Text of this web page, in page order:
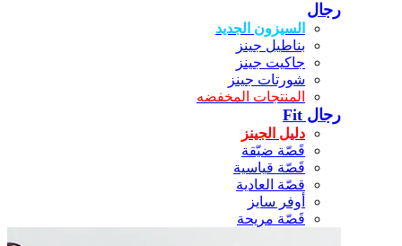
رجال
السيزون الجديد
بناطيل جينز
جاكيت جينز
شورتات جينز
المنتجات المخفضه
رجال Fit
دليل الجينز
قَصّة ضيّقة
قَصّة قياسية
قصّة العادية
أوفر سايز
قَصّة مريحة